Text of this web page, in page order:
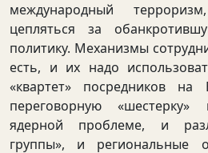
международный
цепляться за
политику. Механизмы
есть, и их надо
«квартет» посредников
переговорную «шестерку»
ядерной проблеме, и
группы», и региональные